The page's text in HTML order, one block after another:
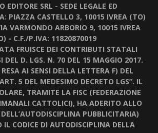
EDITORE SRL - SEDE LEGALE ED
PIAZZA CASTELLO 3, 10015 IVREA (TO)
VARMONDO ARBORIO 9, 10015 IVREA
- C.F./P.IVA: 11820870019
FRUISCE DEI CONTRIBUTI STATALI
DEL D. LGS. N. 70 DEL 15 MAGGIO 2017.
AI SENSI DELLA LETTERA F) DEL
5 DEL MEDESIMO DECRETO LGS”. IL
TRAMITE LA FISC (FEDERAZIONE
CATTOLICI), HA ADERITO ALLO
PUBBLICITARIA)
IL CODICE DI AUTODISCIPLINA DELLA